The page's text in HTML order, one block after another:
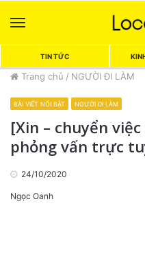
TIN TỨC
Trang chủ / NGƯỜI ĐI LÀM
BÀI VIẾT NỔI BẬT NGƯỜI ĐI LÀM
[Xin – chuyển
phỏng vấn trực
24/10/2020
Ngọc Oanh